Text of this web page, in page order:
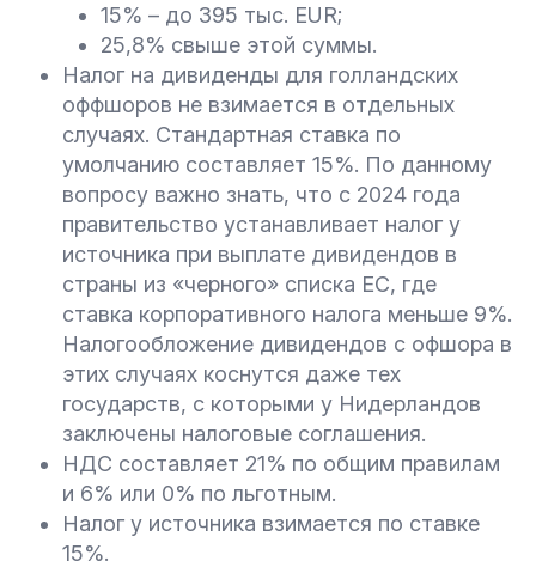
15% – до 395 тыс. EUR;
25,8% свыше этой суммы.
Налог на дивиденды для голландских
оффшоров не взимается в отдельных
случаях. Стандартная ставка по
умолчанию составляет 15%. По данному
вопросу важно знать, что с 2024 года
правительство устанавливает налог у
источника при выплате дивидендов в
страны из «черного» списка ЕС, где
ставка корпоративного налога меньше 9%.
Налогообложение дивидендов с офшора в
этих случаях коснутся даже тех
государств, с которыми у Нидерландов
заключены налоговые соглашения.
НДС составляет 21% по общим правилам
и 6% или 0% по льготным.
Налог у источника взимается по ставке
15%.